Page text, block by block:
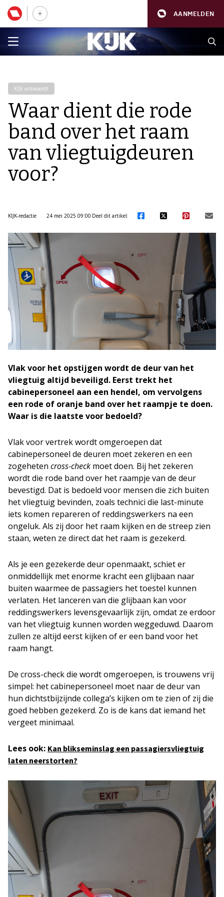
AANMELDEN
KIJK antwoordt
Waar dient die rode
band over het raam
van vliegtuigdeuren
voor?
KIJK-redactie 24 mei 2025 09:00 Deel dit artikel:
Vlak voor het opstijgen wordt de deur van het
vliegtuig altijd beveiligd. Eerst trekt het
cabinepersoneel aan een hendel, om vervolgens
een rode of oranje band over het raampje te doen.
Waar is die laatste voor bedoeld?
Vlak voor vertrek wordt omgeroepen dat
cabinepersoneel de deuren moet zekeren en een
zogeheten cross-check moet doen. Bij het zekeren
wordt die rode band over het raampje van de deur
bevestigd. Dat is bedoeld voor mensen die zich buiten
het vliegtuig bevinden, zoals technici die last-minute
iets komen repareren of reddingswerkers na een
ongeluk. Als zij door het raam kijken en de streep zien
staan, weten ze direct dat het raam is gezekerd.
Als je een gezekerde deur openmaakt, schiet er
onmiddellijk met enorme kracht een glijbaan naar
buiten waarmee de passagiers het toestel kunnen
verlaten. Het lanceren van die glijbaan kan voor
reddingswerkers levensgevaarlijk zijn, omdat ze erdoor
van het vliegtuig kunnen worden weggeduwd. Daarom
zullen ze altijd eerst kijken of er een band voor het
raam hangt.
De cross-check die wordt omgeroepen, is trouwens vrij
simpel: het cabinepersoneel moet naar de deur van
hun dichtstbijzijnde collega’s kijken om te zien of zij die
goed hebben gezekerd. Zo is de kans dat iemand het
vergeet minimaal.
Lees ook: Kan blikseminslag een passagiersvliegtuig
laten neerstorten?